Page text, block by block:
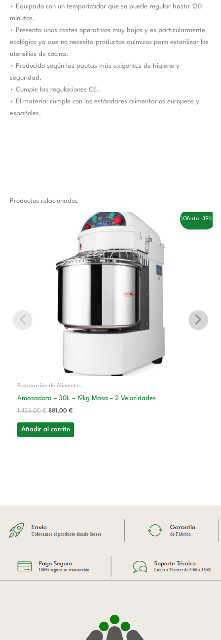
• Equipado con un temporizador que se puede regular hasta 120
minutos.
• Presenta unos costes operativos muy bajos y es particularmente
ecológico ya que no necesita productos químicos para esterilizar los
utensilios de cocina.
• Producido según las pautas más exigentes de higiene y
seguridad.
• Cumple las regulaciones CE.
• El material cumple con los estándares alimentarios europeos y
españoles.
Productos relacionados
¡Oferta -39%!
Preparación de Alimentos
Amasadora – 30L – 19kg Masa – 2 Velocidades
1.433,00€
1.433,00 €.
881,00 €
precio
actual
es:
881,00 €.
Añadir al carrito